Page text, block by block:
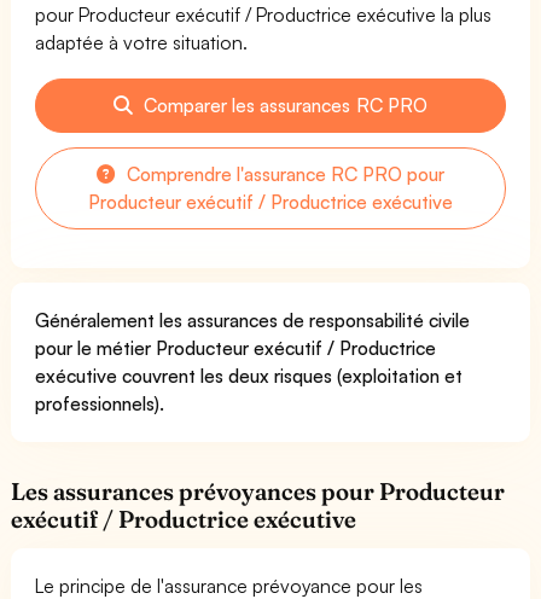
pour Producteur exécutif / Productrice exécutive la plus
adaptée à votre situation.
Comparer les assurances RC PRO
Comprendre l'assurance RC PRO pour
Producteur exécutif / Productrice exécutive
Généralement les assurances de responsabilité civile
pour le métier Producteur exécutif / Productrice
exécutive couvrent les deux risques (exploitation et
professionnels).
Les assurances prévoyances pour Producteur
exécutif / Productrice exécutive
Le principe de l'assurance prévoyance pour les